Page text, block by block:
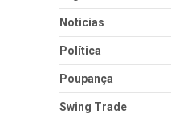
Noticias
Política
Poupança
Swing Trade